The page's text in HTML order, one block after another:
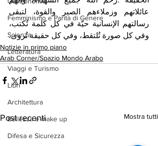
Femminismo e Parità di Genere
Scienza
Letteratura
Viaggi e Turismo
Libri
Architettura
Bellezza e make up
Difesa e Sicurezza
وفي كل صورة تُلتقط، وفي كل حقيقة تُروى.
Notizie in primo piano
Arab Corner/Spazio Mondo Arabo
Post recenti Mostra tutti